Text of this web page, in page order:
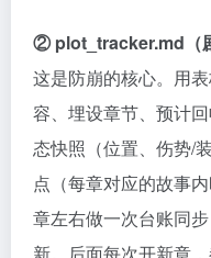
② plot_tracker.md（
这是防崩的核心。用
容、埋设章节、预计
态快照（位置、伤势/
点（每章对应的故事
章左右做一次台账同